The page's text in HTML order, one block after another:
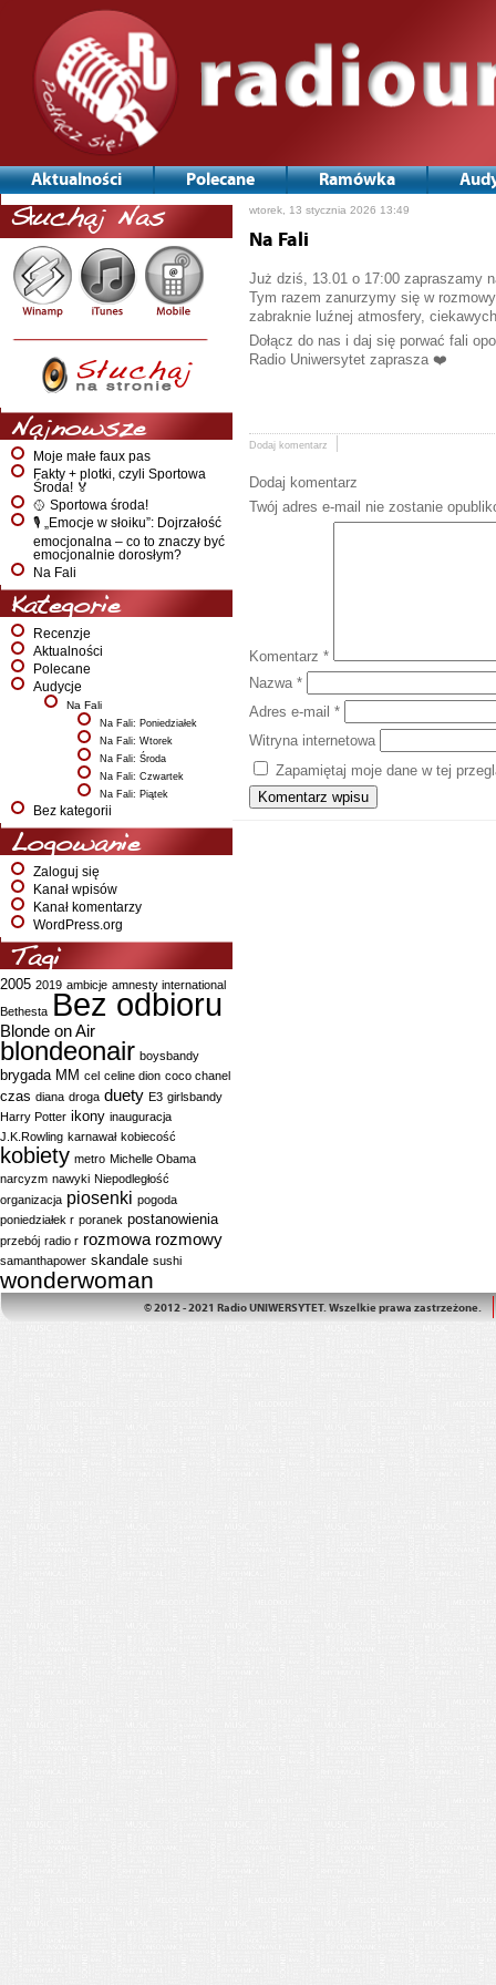
Aktualności Polecane Ramówka
Słuchaj Nas
Najnowsze
Moje małe faux pas
Fakty + plotki, czyli Sportowa
Środa! 🏅
🥎 Sportowa środa!
🎙️ „Emocje w słoiku”: Dojrzałość
emocjonalna – co to znaczy być
emocjonalnie dorosłym?
Na Fali
Kategorie
Recenzje
Aktualności
Polecane
Audycje
Na Fali
Na Fali: Poniedziałek
Na Fali: Wtorek
Na Fali: Środa
Na Fali: Czwartek
Na Fali: Piątek
Bez kategorii
Logowanie
Zaloguj się
Kanał wpisów
Kanał komentarzy
WordPress.org
Tagi
2005 2019 ambicje amnesty international
Bethesta Bez odbioru
Blonde on Air
blondeonair boysbandy
brygada MM cel celine dion coco chanel
czas diana droga duety E3 girlsbandy
Harry Potter ikony inauguracja
J.K.Rowling karnawał kobiecość
kobiety metro Michelle Obama
narcyzm nawyki Niepodległość
organizacja piosenki pogoda
poniedziałek r poranek postanowienia
przebój radio r rozmowa rozmowy
samanthapower skandale sushi
wonderwoman
wtorek, 13 stycznia 2026 13:49
Na Fali
Już dziś, 13.01 o 17:00 zapraszamy
Tym razem zanurzymy się w
zabraknie luźnej atmosfery,
Dołącz do nas i daj się porwać fali
Radio Uniwersytet zaprasza ❤️
Dodaj komentarz
Dodaj komentarz
Twój adres e-mail nie zostanie
Komentarz *
Nazwa *
Adres e-mail *
Witryna internetowa
Zapamiętaj moje dane w tej
© 2012 - 2021 Radio UNIWERSYTET. Wszelkie prawa zastrzeżone.